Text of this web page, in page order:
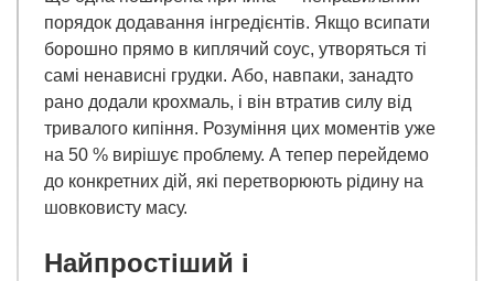
порядок додавання інгредієнтів. Якщо всипати
борошно прямо в киплячий соус, утворяться ті
самі ненависні грудки. Або, навпаки, занадто
рано додали крохмаль, і він втратив силу від
тривалого кипіння. Розуміння цих моментів уже
на 50 % вирішує проблему. А тепер перейдемо
до конкретних дій, які перетворюють рідину на
шовковисту масу.
Найпростіший і